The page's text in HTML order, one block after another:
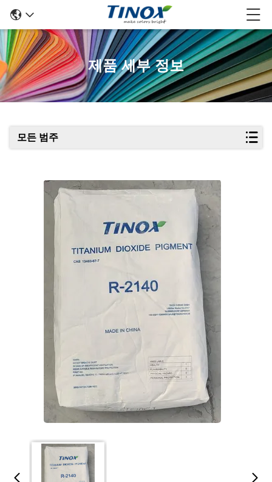
제품 세부 정보
모든 범주